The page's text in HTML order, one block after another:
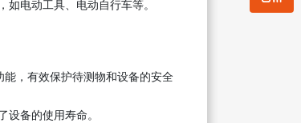
电动工具、电动自行车等。
，有效保护待测物和设备的安全
备的使用寿命。